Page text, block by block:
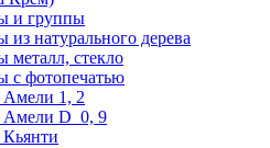
и группы
натурального дерева
металл, стекло
с фотопечатью
Амели 1, 2
Амели D_0, 9